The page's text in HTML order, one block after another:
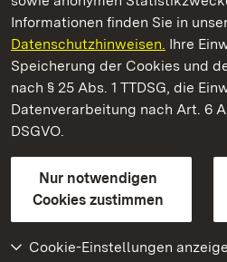
Informationen finden Sie in
Datenschutzhinweisen. Ihre
Speicherung der Cookies und
nach § 25 Abs. 1 TTDSG, die
Datenverarbeitung nach Art. 6
DSGVO.
Nur notwendigen
Cookies zustimmen
Cookie-Einstellungen
Schloss Solitude
Staatliche Schlösser und
Kontakt
GebärdenspracheLeichte
Erklärung zur Barrierefreiheit
BITV-konform (geprüfte Seiten)
Weiteres